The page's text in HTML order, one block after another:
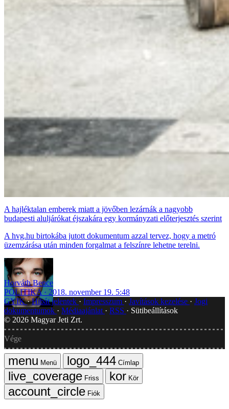
A hajléktalan emberek miatt a jövőben lezárnák a nagyobb
budapesti aluljárókat éjszakára egy kormányzati előterjesztés szerint
A hvg.hu birtokába jutott dokumentum azzal tervez, hogy a metró
üzemzárása után minden forgalmat a felszínre lehetne terelni.
Horváth Bence
POLITIKA
2018. november 19. 5:48
GYIK Hibát jelentek Impresszum Javítások kezelése
Jogi
dokumentumok
Médiaajánlat RSS
Sütibeállítások
© 2026 Magyar Jeti Zrt.
Vége
Menü
Címlap
Friss
Kör
Fiók